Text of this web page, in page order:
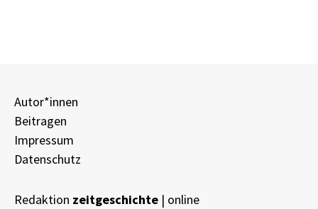
Autor*innen
Beitragen
Impressum
Datenschutz
Redaktion zeitgeschichte | online